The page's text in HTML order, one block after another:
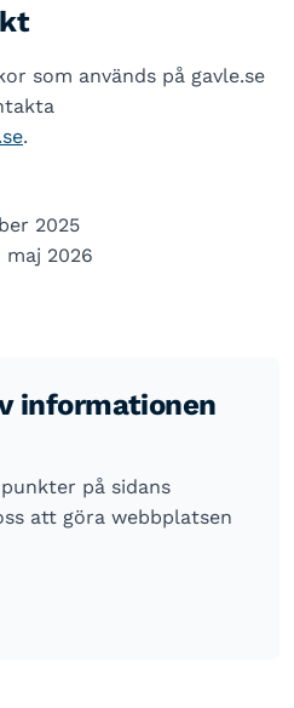
som används på gavle.se
.
2025
maj 2026
informationen
på sidans
att göra webbplatsen